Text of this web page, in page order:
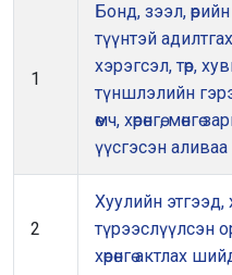
1
Бонд, зээл,
түүнтэй
хэрэгсэл, төр,
түншлэлийн
өмч, хөрөнгө, мөнгө
үүсгэсэн
2
Хуулийн этгээд,
түрээслүүлсэн
хөрөнгө актлах